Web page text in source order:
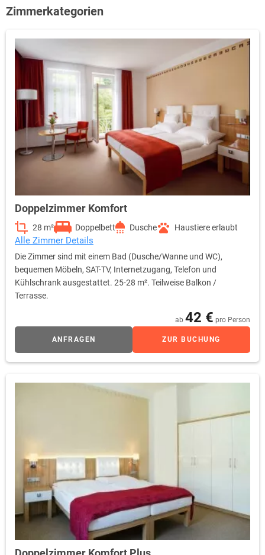
Frühstücksbuffet bereit, um den Tag unbeschwert und voller Kraft
starten zu können. Aktivurlauber können in und rund um Jáchymov
Eine Buchung für das Hotel ist bis spätestens zwei Tage vor Anreise
Zimmerkategorien
Doppelzimmer Komfort
28 m² Doppelbett Dusche Haustiere erlaubt
Alle Zimmer Details
Die Zimmer sind mit einem Bad (Dusche/Wanne und WC),
bequemen Möbeln, SAT-TV, Internetzugang, Telefon und
Kühlschrank ausgestattet. 25-28 m². Teilweise Balkon /
Terrasse.
ab 42 € pro Person
ANFRAGEN ZUR BUCHUNG